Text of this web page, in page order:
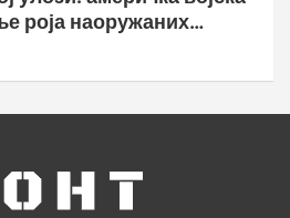
роја наоружаних